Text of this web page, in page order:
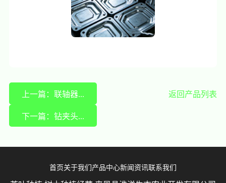
上一篇：联轴器... 返回产品列表
下一篇：钻夹头...
首页 关于我们 产品中心新闻资讯联系我们